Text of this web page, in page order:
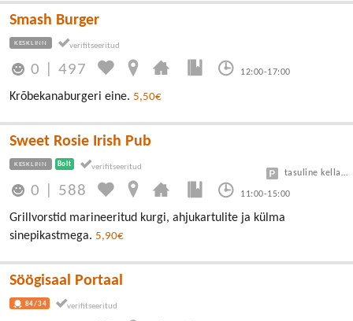
Smash Burger
KESKLINN
0 |497 12:00-17:00
Krõbekanaburgeri eine. 5,50€
Sweet Rosie Irish Pub
KESKLINN Bolt
0 588 11:00-15:00
tasuline kellaga 1 tund tasuta
Grillvorstid marineeritud kurgi, ahjukartulite ja külma
sinepikastmega. 5,90€
Söögisaal Portaal
84/34